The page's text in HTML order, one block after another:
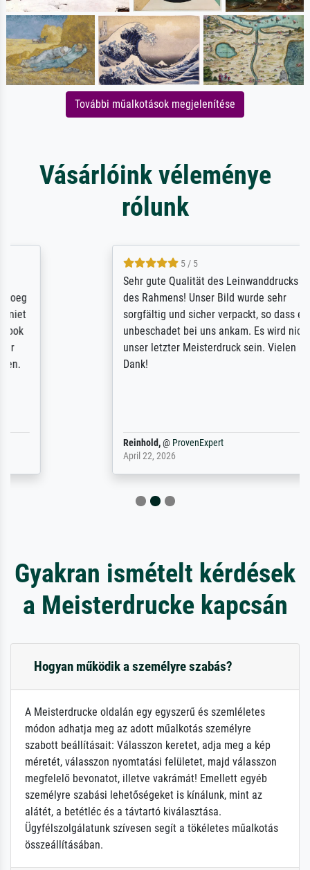
További műalkotások megjelenítése
Vásárlóink véleménye
rólunk
5 / 5
Sehr gute Qualität des Leinwanddrucks und
des Rahmens! Unser Bild wurde sehr
sorgfältig und sicher verpackt, so dass es
unbeschadet bei uns ankam. Es wird nicht
unser letzter Meisterdruck sein. Vielen
ProvenExpert
Gyakran ismételt kérdések
a Meisterdrucke kapcsán
Hogyan működik a személyre szabás?
A Meisterdrucke oldalán egy egyszerű és szemléletes
módon adhatja meg az adott műalkotás személyre
szabott beállításait: Válasszon keretet, adja meg a kép
méretét, válasszon nyomtatási felületet, majd válasszon
megfelelő bevonatot, illetve vakrámát! Emellett egyéb
személyre szabási lehetőségeket is kínálunk, mint az
alátét, a betétléc és a távtartó kiválasztása.
Ügyfélszolgálatunk szívesen segít a tökéletes műalkotás
összeállításában.